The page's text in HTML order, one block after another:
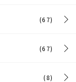
(67)
(67)
(8)